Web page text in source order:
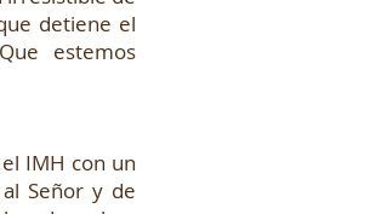
detiene el
estemos
IMH con un
Señor y de